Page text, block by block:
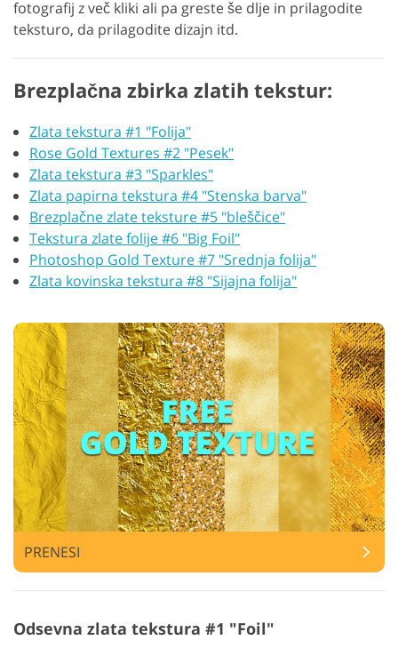
fotografij z več kliki ali pa greste še dlje in prilagodite
teksturo, da prilagodite dizajn itd.
Brezplačna zbirka zlatih tekstur:
Zlata tekstura #1 "Folija"
Rose Gold Textures #2 "Pesek"
Zlata tekstura #3 "Sparkles"
Zlata papirna tekstura #4 "Stenska barva"
Brezplačne zlate teksture #5 "bleščice"
Tekstura zlate folije #6 "Big Foil"
Photoshop Gold Texture #7 "Srednja folija"
Zlata kovinska tekstura #8 "Sijajna folija"
PRENESI
Odsevna zlata tekstura #1 "Foil"